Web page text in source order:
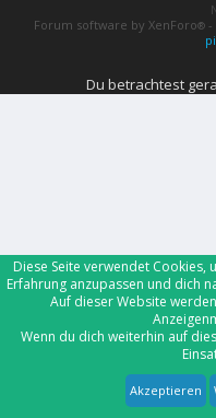
Forum software by XenForo® -
Du betrachtest
Diese Seite verwendet
Erfahrung anzupassen und dich
Auf dieser Website
Wenn du dich weiterhin auf
Akzeptieren